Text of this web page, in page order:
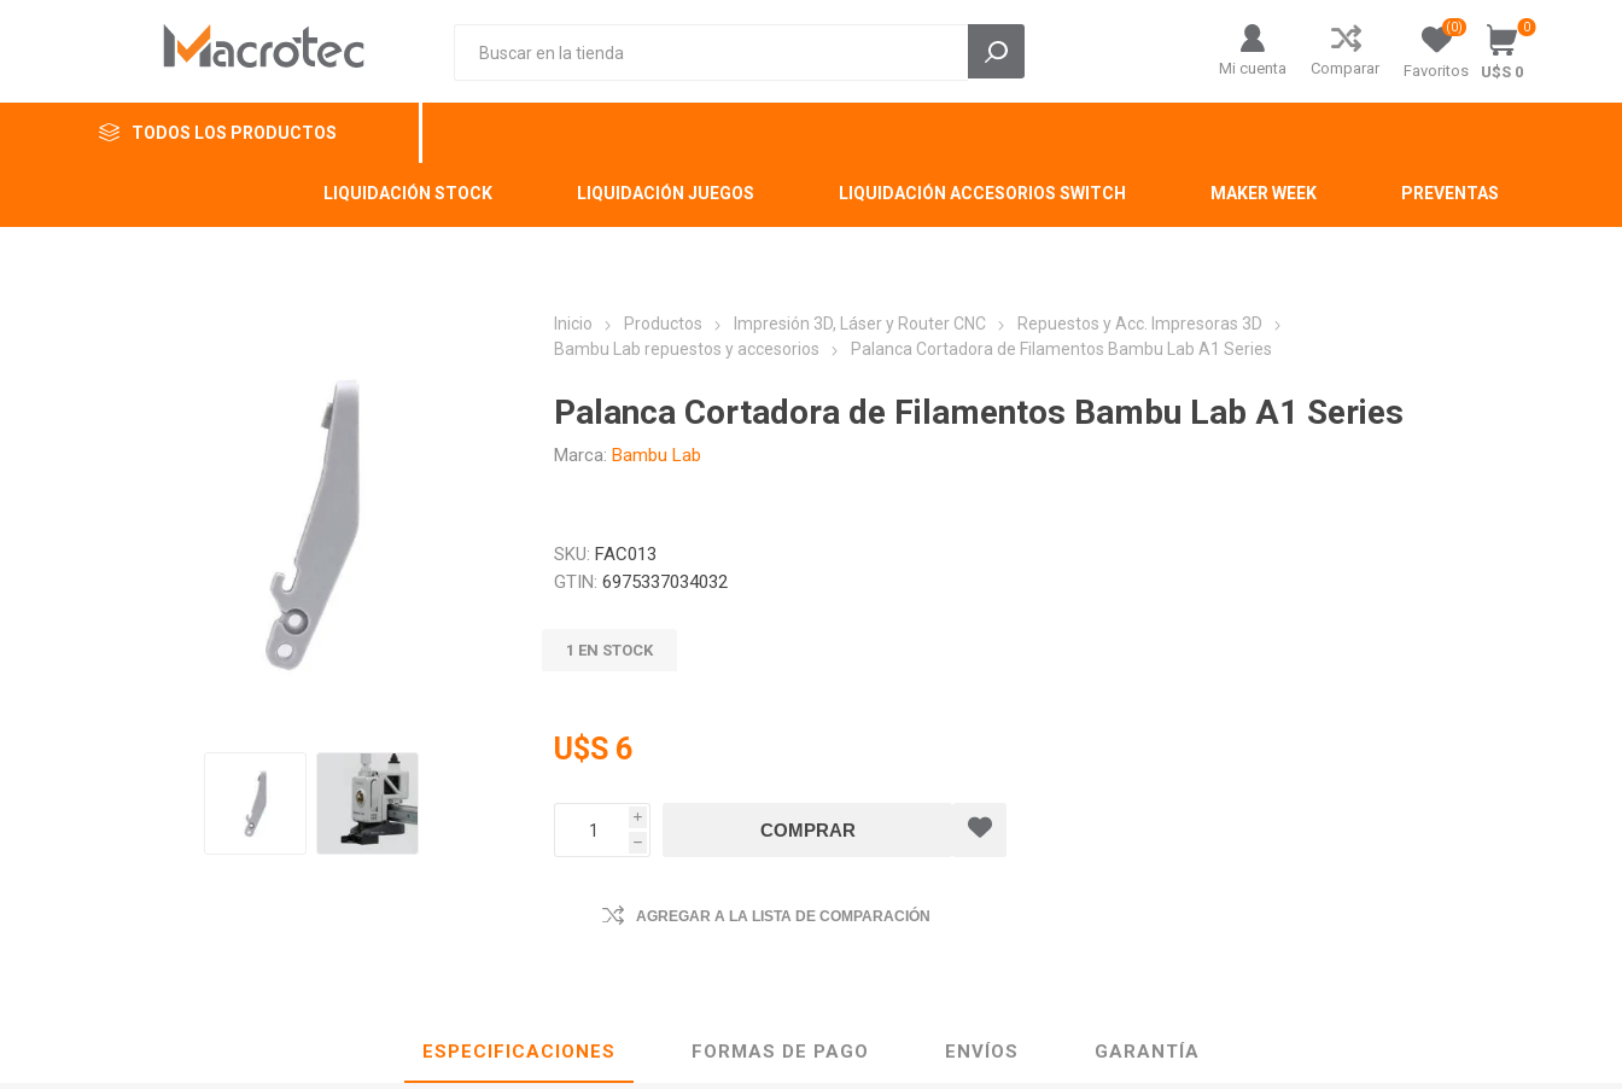
Mi cuenta Comparar Favoritos
(0) 0
U$S 0
TODOS LOS PRODUCTOS
LIQUIDACIÓN STOCK LIQUIDACIÓN JUEGOS LIQUIDACIÓN ACCESORIOS SWITCH MAKER WEEK PREVENTAS
Inicio Productos Impresión 3D, Láser y Router CNC
Repuestos y Acc. Impresoras 3D
Bambu Lab repuestos y accesorios
Palanca Cortadora de Filamentos Bambu Lab A1 Series
Palanca Cortadora de Filamentos Bambu Lab A1 Series
Marca: Bambu Lab
SKU: FAC013
GTIN: 6975337034032
1 EN STOCK
U$S 6
i
h
AGREGAR A LA LISTA DE COMPARACIÓN
ESPECIFICACIONES FORMAS DE PAGO ENVÍOS GARANTÍA